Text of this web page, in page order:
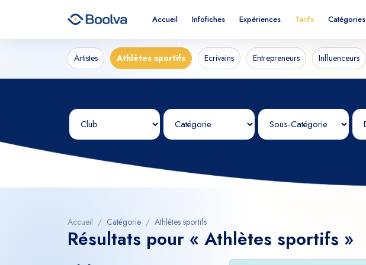
Accueil Infofiches Expériences Tarifs Catégories
Artistes Athlètes sportifs Ecrivains Entrepreneurs Influenceurs
Accueil Catégorie Athlètes sportifs
Résultats pour « Athlètes sportifs »